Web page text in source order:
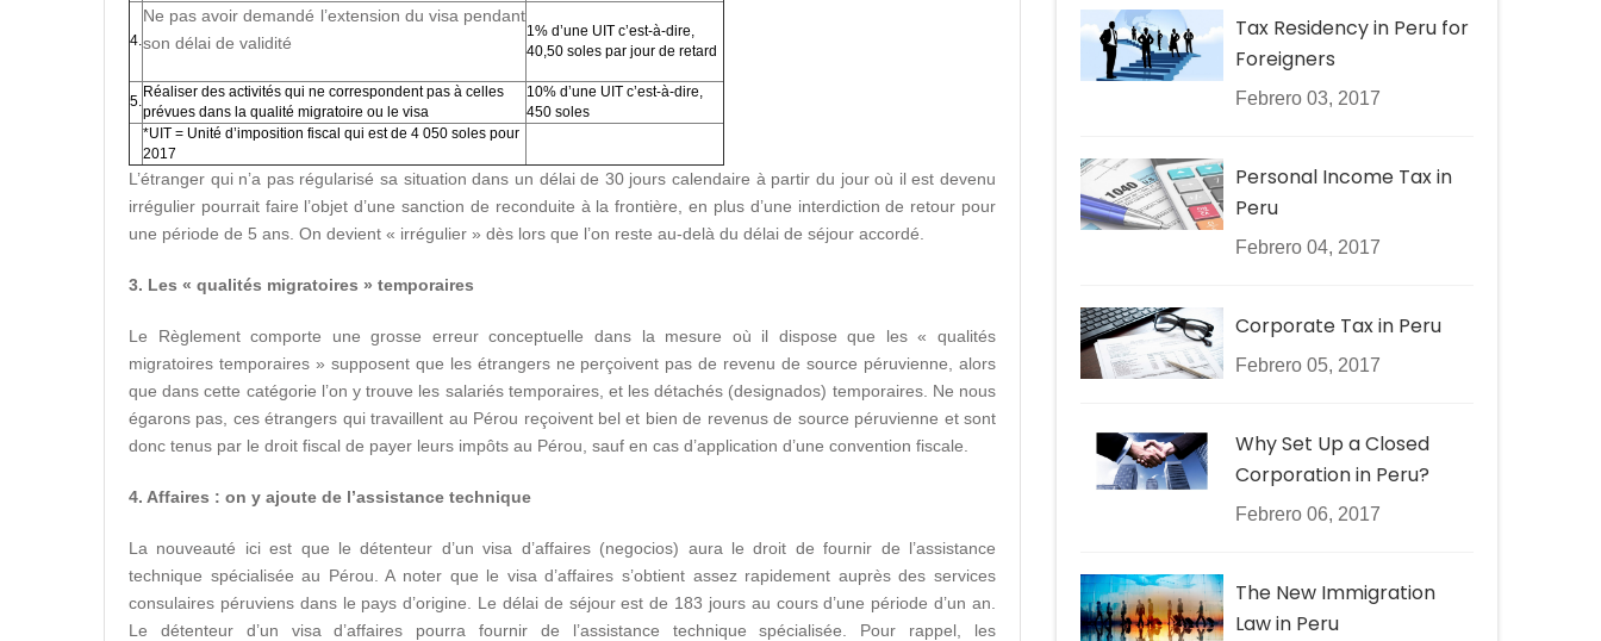
4.
Ne pas avoir demandé l’extension du visa pendant
son délai de validité
1% d’une UIT c’est-à-dire,
40,50 soles par jour de retard
5.
Réaliser des activités qui ne correspondent pas à celles
prévues dans la qualité migratoire ou le visa
10% d’une UIT c’est-à-dire,
450 soles
*UIT = Unité d’imposition fiscal qui est de 4 050 soles pour
2017
L’étranger qui n’a pas régularisé sa situation dans un délai de 30 jours calendaire à partir du jour où il est devenu
irrégulier pourrait faire l’objet d’une sanction de reconduite à la frontière, en plus d’une interdiction de retour pour
une période de 5 ans. On devient « irrégulier » dès lors que l’on reste au-delà du délai de séjour accordé.
3. Les « qualités migratoires » temporaires
Le Règlement comporte une grosse erreur conceptuelle dans la mesure où il dispose que les « qualités
migratoires temporaires » supposent que les étrangers ne perçoivent pas de revenu de source péruvienne, alors
que dans cette catégorie l’on y trouve les salariés temporaires, et les détachés (designados) temporaires. Ne nous
égarons pas, ces étrangers qui travaillent au Pérou reçoivent bel et bien de revenus de source péruvienne et sont
donc tenus par le droit fiscal de payer leurs impôts au Pérou, sauf en cas d’application d’une convention fiscale.
4. Affaires : on y ajoute de l’assistance technique
La nouveauté ici est que le détenteur d’un visa d’affaires (negocios) aura le droit de fournir de l’assistance
technique spécialisée au Pérou. A noter que le visa d’affaires s’obtient assez rapidement auprès des services
consulaires péruviens dans le pays d’origine. Le délai de séjour est de 183 jours au cours d’une période d’un an.
Le détenteur d’un visa d’affaires pourra fournir de l’assistance technique spécialisée. Pour rappel, les
Tax Residency in Peru for
Foreigners
Febrero 03, 2017
Personal Income Tax in
Peru
Febrero 04, 2017
Corporate Tax in Peru
Febrero 05, 2017
Why Set Up a Closed
Corporation in Peru?
Febrero 06, 2017
The New Immigration
Law in Peru